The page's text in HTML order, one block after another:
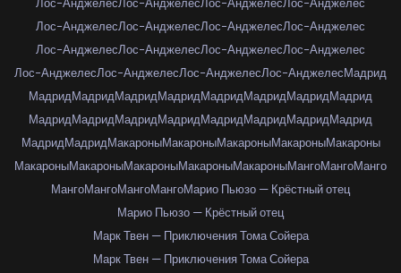
Лос-АнджелесЛос-АнджелесЛос-АнджелесЛос-Анджелес
Лос-АнджелесЛос-АнджелесЛос-АнджелесЛос-Анджелес
Лос-АнджелесЛос-АнджелесЛос-АнджелесЛос-Анджелес
Лос-АнджелесЛос-АнджелесЛос-АнджелесЛос-АнджелесМадрид
МадридМадридМадридМадридМадридМадридМадридМадрид
МадридМадридМадридМадридМадридМадридМадридМадрид
МадридМадридМакароныМакароныМакароныМакароныМакароны
МакароныМакароныМакароныМакароныМакароныМангоМангоМанго
МангоМангоМангоМангоМарио Пьюзо — Крёстный отец
Марио Пьюзо — Крёстный отец
Марк Твен — Приключения Тома Сойера
Марк Твен — Приключения Тома Сойера